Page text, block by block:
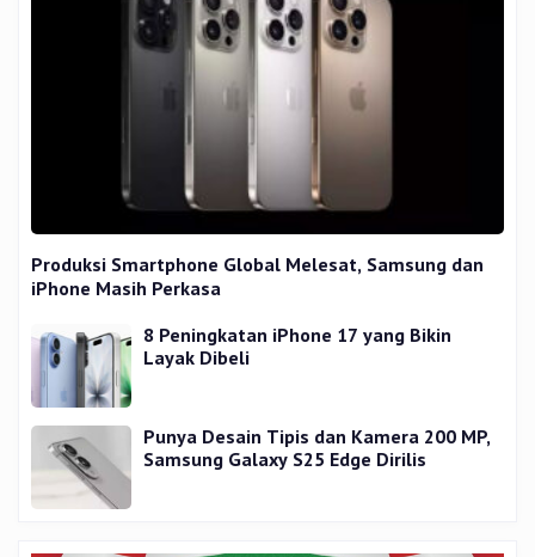
Produksi Smartphone Global Melesat, Samsung dan
iPhone Masih Perkasa
8 Peningkatan iPhone 17 yang Bikin
Layak Dibeli
Punya Desain Tipis dan Kamera 200 MP,
Samsung Galaxy S25 Edge Dirilis